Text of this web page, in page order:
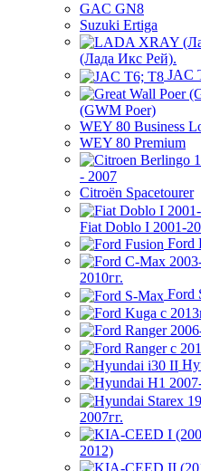
GAC GN8
Suzuki Ertiga
(Лада Икс Рей).
JAC
(GWM Poer)
WEY 80 Business
WEY 80 Premium
- 2007
Citroën Spacetourer
Fiat Doblo I 2001-
Ford
2010гг.
Ford
2007гг.
2012)